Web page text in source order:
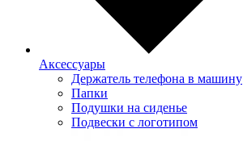
Аксессуары
Держатель телефона в машину
Папки
Подушки на сиденье
Подвески с логотипом